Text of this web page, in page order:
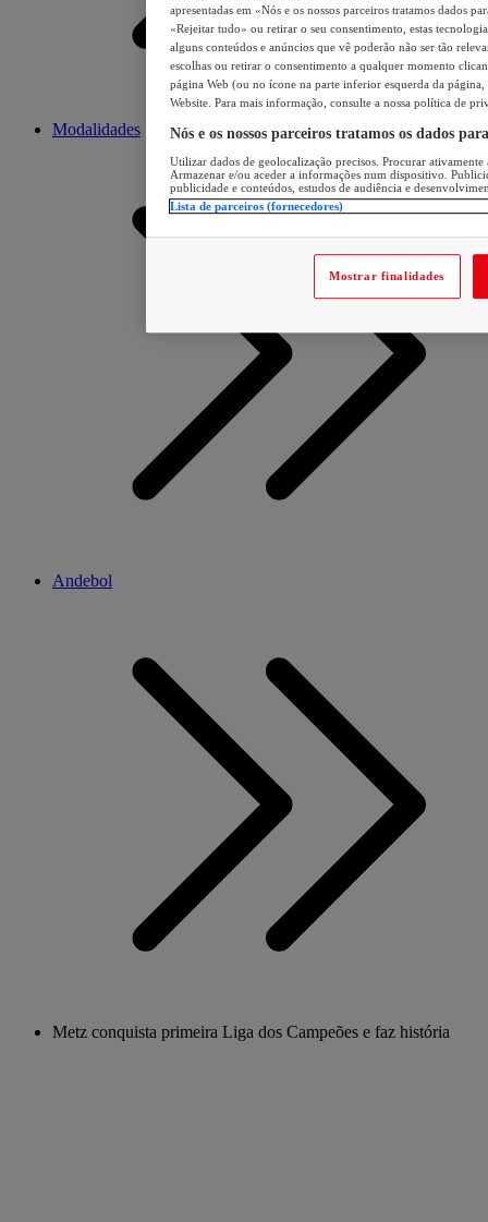
Modalidades
Andebol
Metz conquista primeira Liga dos Campeões e faz história
apresentadas em «Nós e os nossos parceiros tratamos dados
«Rejeitar tudo» ou retirar o seu consentimento, estas
alguns conteúdos e anúncios que vê poderão não ser tão
escolhas ou retirar o consentimento a qualquer momento
página Web (ou no ícone na parte inferior esquerda da página,
Website. Para mais informação, consulte a nossa política de
Nós e os nossos parceiros tratamos os dados
Utilizar dados de geolocalização precisos. Procurar
Armazenar e/ou aceder a informações num dispositivo.
publicidade e conteúdos, estudos de audiência e
Lista de parceiros (fornecedores)
Mostrar finalidades